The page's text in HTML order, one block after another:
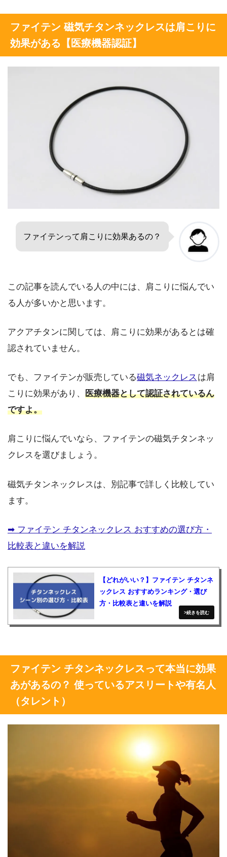
ファイテン 磁気チタンネックレスは肩こりに
効果がある【医療機器認証】
ファイテンって肩こりに効果あるの？
この記事を読んでいる人の中には、肩こりに悩んでい
る人が多いかと思います。
アクアチタンに関しては、肩こりに効果があるとは確
認されていません。
でも、ファイテンが販売している磁気ネックレス は肩
こりに効果があり、 医療機器として認証されているん
ですよ。
肩こりに悩んでいなら、ファイテンの磁気チタンネッ
クレスを選びましょう。
磁気チタンネックレスは、別記事で詳しく比較してい
ます。
➡︎ ファイテン チタンネックレス おすすめの選び方・
比較表と違いを解説
【どれがいい？】ファイテン チタンネ
ックレス おすすめランキング・選び
方・比較表と違いを解説
ファイテン チタンネックレスって本当に効果
あがあるの？ 使っているアスリートや有名人
（タレント）